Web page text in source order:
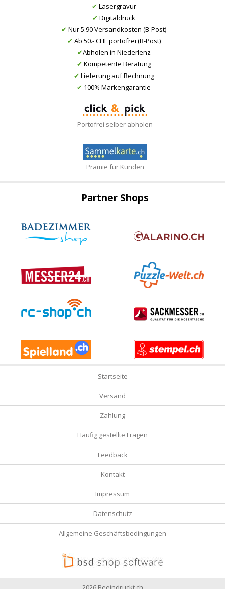
✔ Lasergravur
✔ Digitaldruck
✔ Nur 5.90 Versandkosten (B-Post)
✔ Ab 50.- CHF portofrei (B-Post)
✔Abholen in Niederlenz
✔ Kompetente Beratung
✔ Lieferung auf Rechnung
✔ 100% Markengarantie
Portofrei selber abholen
Prämie für Kunden
Partner Shops
Startseite
Versand
Zahlung
Häufig gestellte Fragen
Feedback
Kontakt
Impressum
Datenschutz
Allgemeine Geschäftsbedingungen